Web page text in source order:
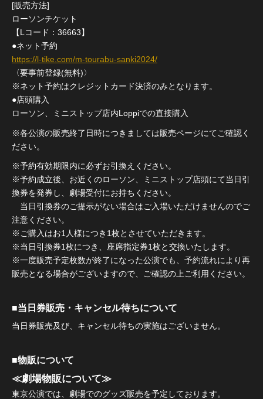
[販売方法]
ローソンチケット
【Lコード：36663】
●ネット予約
https://l-tike.com/m-tourabu-sanki2024/
〈要事前登録(無料)〉
※ネット予約はクレジットカード決済のみとなります。
●店頭購入
ローソン、ミニストップ店内Loppiでの直接購入
※各公演の販売終了日時につきましては販売ページにてご確認く
ださい。
※予約有効期限内に必ずお引換えください。
※予約成立後、お近くのローソン、ミニストップ店頭にて当日引
換券を発券し、劇場受付にお持ちください。
当日引換券のご提示がない場合はご入場いただけませんのでご
注意ください。
※ご購入はお1人様につき1枚とさせていただきます。
※当日引換券1枚につき、座席指定券1枚と交換いたします。
※一度販売予定枚数が終了になった公演でも、予約流れにより再
販売となる場合がございますので、ご確認の上ご利用ください。
■当日券販売・キャンセル待ちについて
当日券販売及び、キャンセル待ちの実施はございません。
■物販について
≪劇場物販について≫
東京公演では、劇場でのグッズ販売を予定しております。